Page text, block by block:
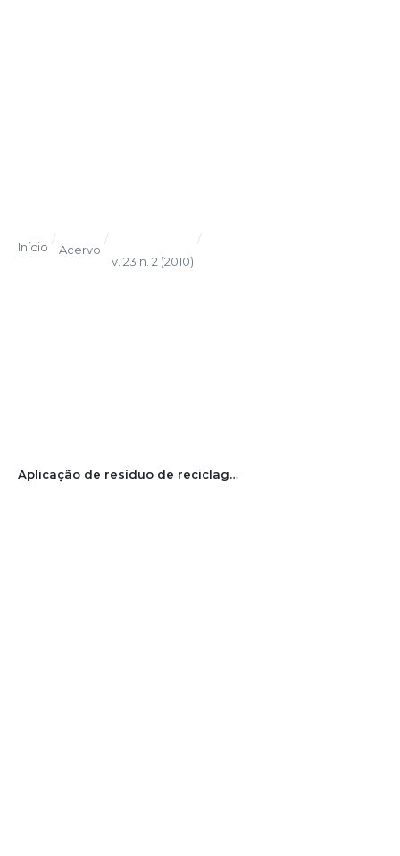
Início
/
Acervo
/
v. 23 n. 2 (2010)
/
Aplicação de resíduo de reciclagem de papel em soloácido: I – Fertilidade e teores de metais pesados no solo